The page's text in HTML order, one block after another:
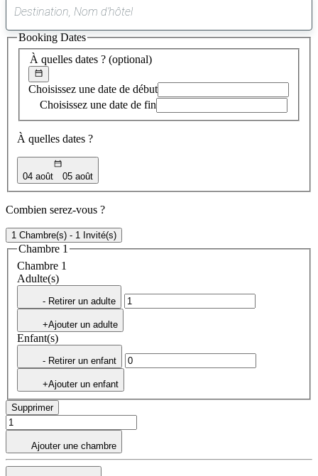
suggestion
trouvée
À quelles dates ? (optional)
Choisissez une date de début
Choisissez une date de fin
À quelles dates ?
04 août 05 août
Booking Dates
Combien serez-vous ?
1 Chambre(s) - 1 Invité(s)
Chambre 1
Chambre 1
Adulte(s)
- Retirer un adulte
+Ajouter un adulte
Enfant(s)
- Retirer un enfant
+Ajouter un enfant
Supprimer
Ajouter une chambre